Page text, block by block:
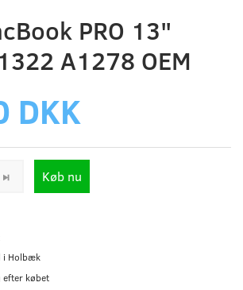
PRO 13"
A1278 OEM
DKK
Køb nu
i Holbæk
efter købet